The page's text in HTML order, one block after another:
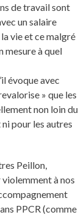
de travail sont
un salaire
vie et ce malgré
mesure à quel
évoque avec
» que les
non loin du
pour les autres
Peillon,
à nos
PPCR (comme